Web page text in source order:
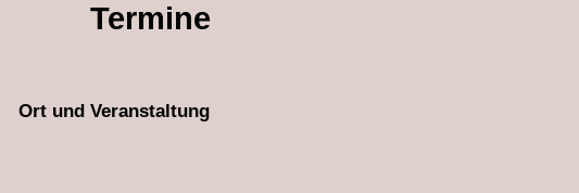
Termine
Ort und Veranstaltung